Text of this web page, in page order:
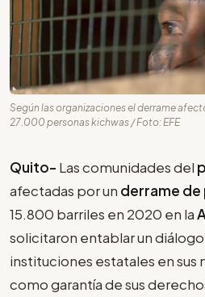
Según las organizaciones el derrame
27.000 personas kichwas / Foto: EFE
Quito- Las comunidades del
afectadas por un derrame
15.800 barriles en 2020 en la
solicitaron entablar un
instituciones estatales en sus
como garantía de sus